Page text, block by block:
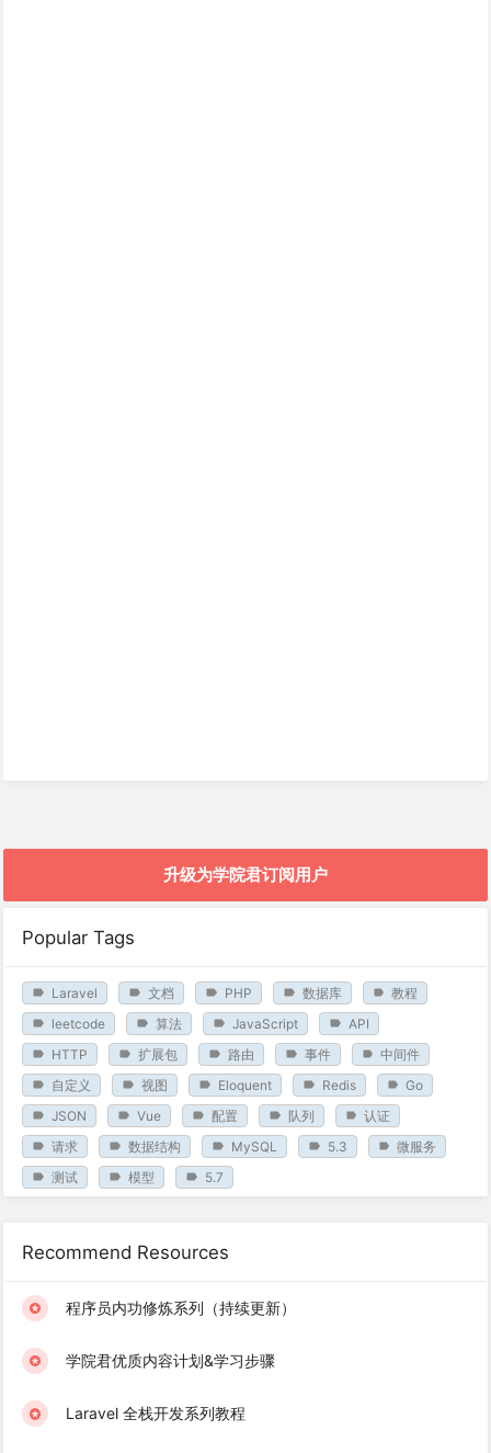
升级为学院君订阅用户
Popular Tags
Laravel 文档 PHP 数据库
教程
leetcode
算法 JavaScript
API
HTTP
扩展包 路由 事件
中间件
自定义
视图 Eloquent Redis
Go
JSON
Vue 配置 队列
认证
请求
数据结构 MySQL 5.3
微服务
测试
模型 5.7
Recommend Resources
程序员内功修炼系列（持续更新）
学院君优质内容计划&学习步骤
Laravel 全栈开发系列教程